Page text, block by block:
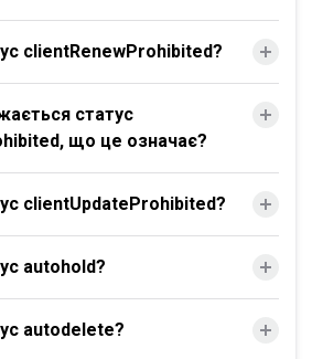
clientRenewProhibited?
статус
що це означає?
clientUpdateProhibited?
autohold?
autodelete?